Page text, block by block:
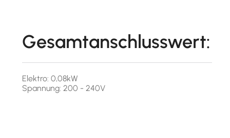
Gesamtanschlusswert:
Elektro: 0,08kW
Spannung: 200 - 240V